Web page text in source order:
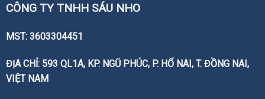
CÔNG TY TNHH SÁU NHO
MST: 3603304451
ĐỊA CHỈ: 593 QL1A, KP. NGŨ PHÚC, P. HỐ NAI, T. ĐỒNG NAI,
VIỆT NAM